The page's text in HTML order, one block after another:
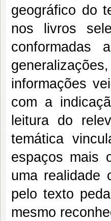
geográfico do
nos livros
conformadas
informações
com a
leitura do
temática
espaços mais
uma realidade
pelo texto
mesmo